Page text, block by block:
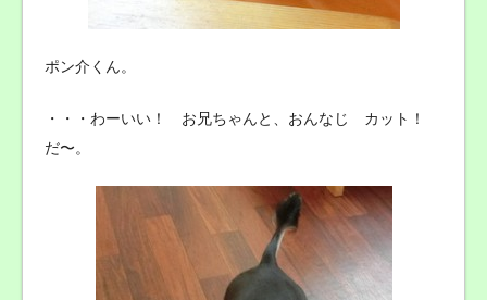
ポン介くん。
・・・わーいい！ お兄ちゃんと、おんなじ カット！
だ〜。